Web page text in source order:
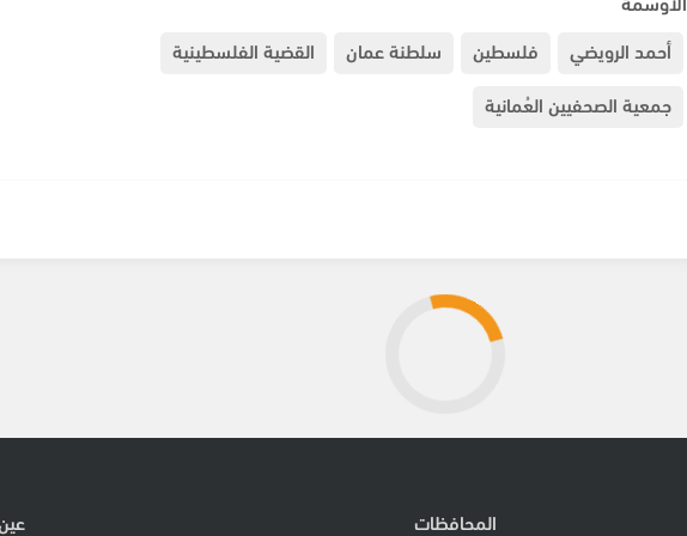
أحمد الرويضي
فلسطين سلطنة عمان
القضية الفلسطينية
جمعية الصحفيين العُمانية
المحافظات